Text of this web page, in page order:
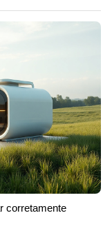
corretamente